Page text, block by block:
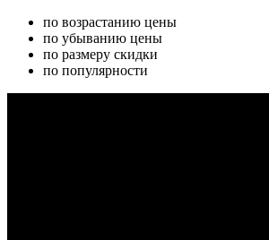
по возрастанию цены
по убыванию цены
по размеру скидки
по популярности